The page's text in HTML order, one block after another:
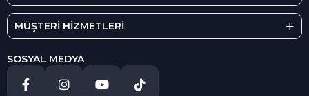
MÜŞTERİ HİZMETLERİ
SOSYAL MEDYA